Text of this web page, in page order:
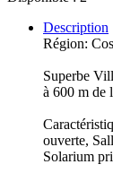
Description
Région:
Superbe
à 600 m de
ouverte,
Solarium